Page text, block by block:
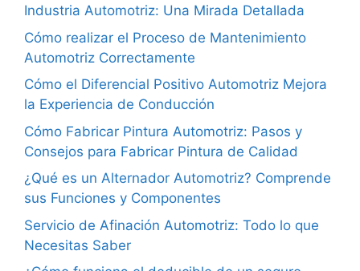
Industria Automotriz: Una Mirada Detallada
Cómo realizar el Proceso de Mantenimiento
Automotriz Correctamente
Cómo el Diferencial Positivo Automotriz Mejora
la Experiencia de Conducción
Cómo Fabricar Pintura Automotriz: Pasos y
Consejos para Fabricar Pintura de Calidad
¿Qué es un Alternador Automotriz? Comprende
sus Funciones y Componentes
Servicio de Afinación Automotriz: Todo lo que
Necesitas Saber